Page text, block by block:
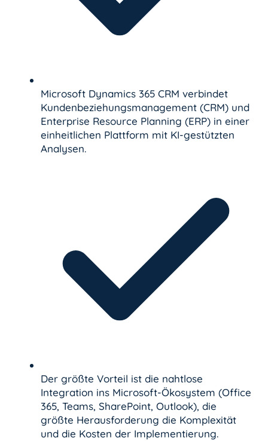
Microsoft Dynamics 365 CRM verbindet
Kundenbeziehungsmanagement (CRM) und
Enterprise Resource Planning (ERP) in einer
einheitlichen Plattform mit KI-gestützten
Analysen.
Der größte Vorteil ist die nahtlose
Integration ins Microsoft-Ökosystem (Office
365, Teams, SharePoint, Outlook), die
größte Herausforderung die Komplexität
und die Kosten der Implementierung.